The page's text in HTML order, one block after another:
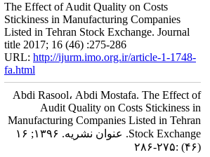
The Effect of Audit Quality on Costs
Stickiness in Manufacturing Companies
Listed in Tehran Stock Exchange. Journal
title 2017; 16 (46) :275-286
URL: http://ijurm.imo.org.ir/article-1-1748-
fa.html
Abdi Rasool، Abdi Mostafa. The Effect of
Audit Quality on Costs Stickiness in
Manufacturing Companies Listed in Tehran
Stock Exchange. عنوان نشریه. ۱۳۹۶; ۱۶
(۴۶) :۲۷۵-۲۸۶